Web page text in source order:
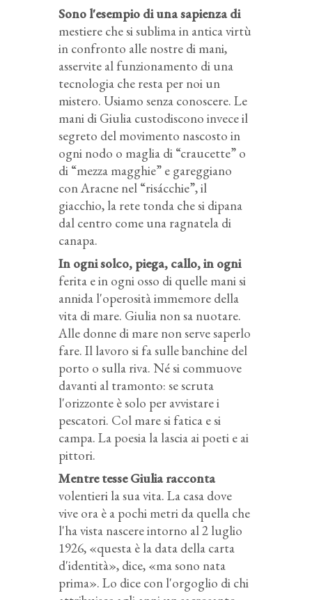
Sono l'esempio di una sapienza di
mestiere che si sublima in antica virtù
in confronto alle nostre di mani,
asservite al funzionamento di una
tecnologia che resta per noi un
mistero. Usiamo senza conoscere. Le
mani di Giulia custodiscono invece il
segreto del movimento nascosto in
ogni nodo o maglia di “craucette” o
di “mezza magghie” e gareggiano
con Aracne nel “risácchie”, il
giacchio, la rete tonda che si dipana
dal centro come una ragnatela di
canapa.
In ogni solco, piega, callo, in ogni
ferita e in ogni osso di quelle mani si
annida l'operosità immemore della
vita di mare. Giulia non sa nuotare.
Alle donne di mare non serve saperlo
fare. Il lavoro si fa sulle banchine del
porto o sulla riva. Né si commuove
davanti al tramonto: se scruta
l'orizzonte è solo per avvistare i
pescatori. Col mare si fatica e si
campa. La poesia la lascia ai poeti e ai
pittori.
Mentre tesse Giulia racconta
volentieri la sua vita. La casa dove
vive ora è a pochi metri da quella che
l'ha vista nascere intorno al 2 luglio
1926, «questa è la data della carta
d'identità», dice, «ma sono nata
prima». Lo dice con l'orgoglio di chi